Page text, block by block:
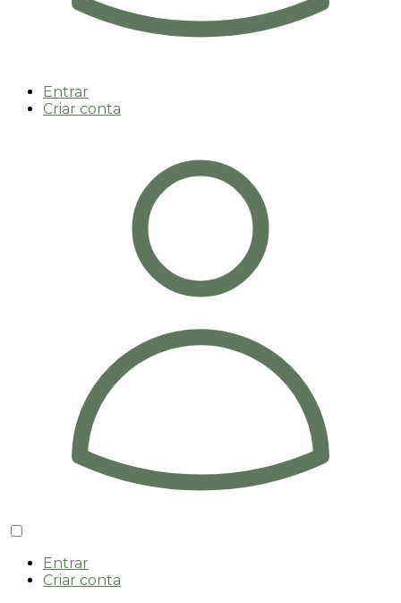
Entrar
Criar conta
Entrar
Criar conta